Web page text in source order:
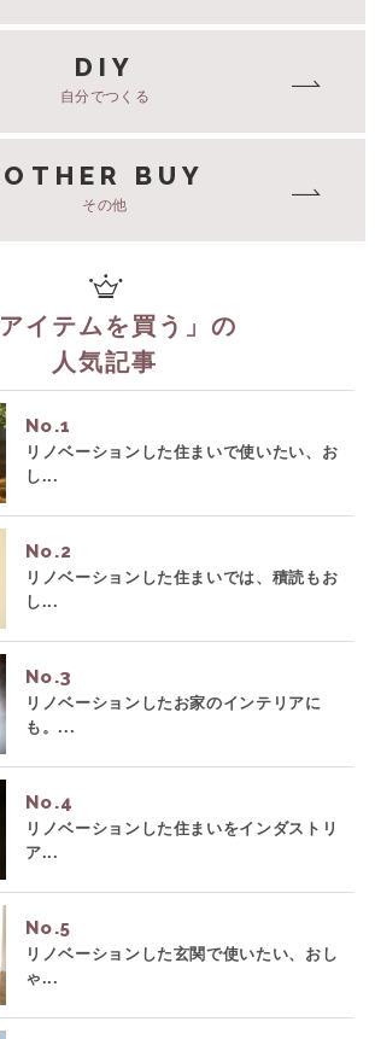
DIY
自分でつくる
OTHER BUY
その他
アイテムを買う 」の
人気記事
No.
リノベーションした住まいで使いたい、お
し...
No.
リノベーションした住まいでは、積読もお
し...
No.
リノベーションしたお家のインテリアに
も。...
No.
リノベーションした住まいをインダストリ
ア...
No.
リノベーションした玄関で使いたい、おし
ゃ...